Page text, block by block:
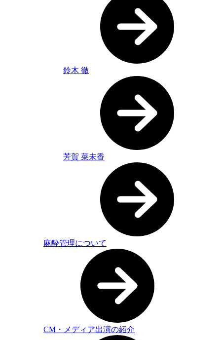
鈴木 徹
芳賀 菜未香
麻酔管理について
CM・メディア出演の紹介